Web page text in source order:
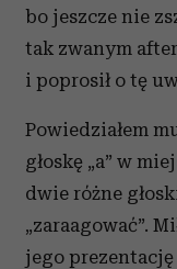
bo jeszcze nie
tak zwanym
i poprosił o tę
Powiedziałem
głoskę „a” w
dwie różne
„zaraagować”.
jego